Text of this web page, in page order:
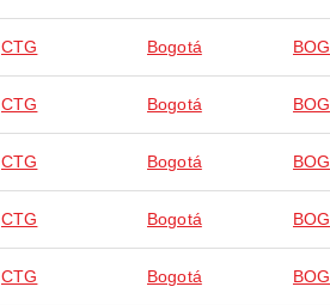
CTG Bogotá BOG
CTG Bogotá BOG
CTG Bogotá BOG
CTG Bogotá BOG
CTG Bogotá BOG